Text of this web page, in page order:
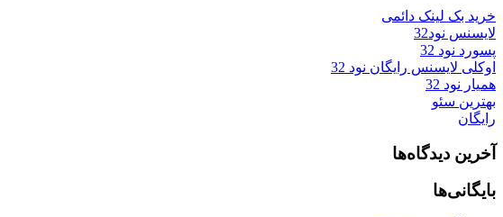
خرید بک لینک دائمی
لایسنس نود32
پسورد نود 32
اوکلی لایسنس رایگان نود 32
همیار نود 32
بهترین سئو
رایگان
آخرین دیدگاه‌ها
بایگانی‌ها